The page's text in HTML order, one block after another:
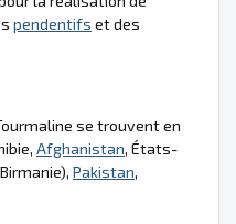
pendentifs et des
se trouvent en
Afghanistan, États-
Pakistan,